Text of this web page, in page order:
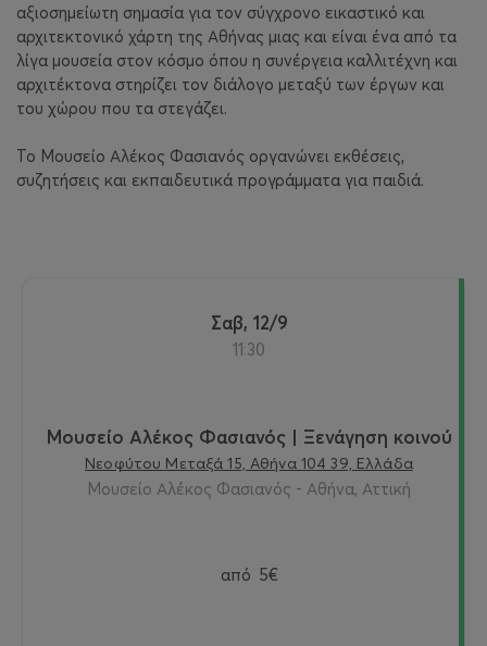
αξιοσημείωτη σημασία για τον σύγχρονο εικαστικό και
αρχιτεκτονικό χάρτη της Αθήνας μιας και είναι ένα από τα
λίγα μουσεία στον κόσμο όπου η συνέργεια καλλιτέχνη και
αρχιτέκτονα στηρίζει τον διάλογο μεταξύ των έργων και
του χώρου που τα στεγάζει.
Το Μουσείο Αλέκος Φασιανός οργανώνει εκθέσεις,
συζητήσεις και εκπαιδευτικά προγράμματα για παιδιά.
Σαβ, 12/9
11:30
Μουσείο Αλέκος Φασιανός | Ξενάγηση κοινού
Νεοφύτου Μεταξά 15, Αθήνα 104 39, Ελλάδα
Μουσείο Αλέκος Φασιανός - Αθήνα, Αττική
από 5€